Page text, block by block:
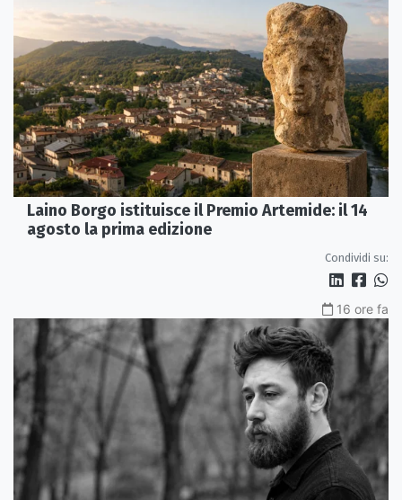
Laino Borgo istituisce il Premio Artemide: il 14
agosto la prima edizione
Condividi su:
16 ore fa